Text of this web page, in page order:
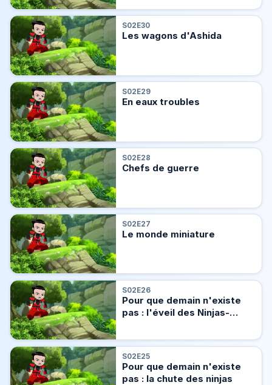
S02E30
Les wagons d'Ashida
S02E29
En eaux troubles
S02E28
Chefs de guerre
S02E27
Le monde miniature
S02E26
Pour que demain n'existe
pas : l'éveil des Ninjas-
S02E25
Pour que demain n'existe
pas : la chute des ninjas